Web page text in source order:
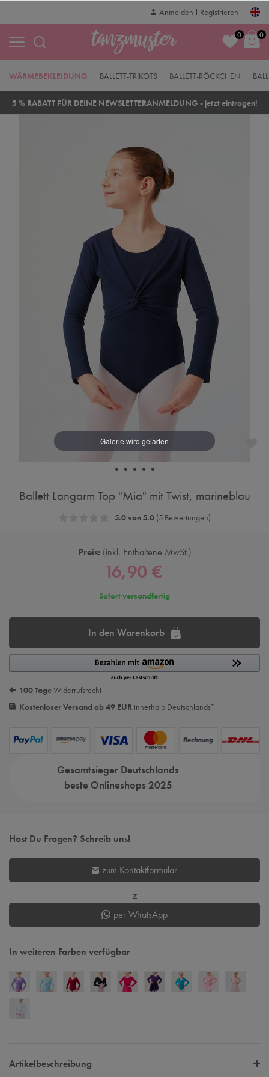
Anmelden Registrieren
0 0
BALLETT-RÖCKCHEN
BALLETT-TRIKOTS
WÄRMEBEKLEIDUNG
5 % RABATT FÜR DEINE NEWSLETTERANMELDUNG - jetzt eintragen!
Ballett Langarm Top "Mia" mit Twist, marineblau
5.0 von 5.0(5 Bewertungen)
Preis: inkl. Enthaltene MwSt.
16,90 €
Sofort versandfertig
In den Warenkorb
100 TageWiderrufsrecht
Kostenloser Versand ab 49 EUR innerhalb Deutschlands*
Gesamtsieger Deutschlands
beste Onlineshops 2025
Hast Du Fragen? Schreib uns!
zum Kontaktformular
z
per WhatsApp
In weiteren Farben verfügbar
Artikelbeschreibung